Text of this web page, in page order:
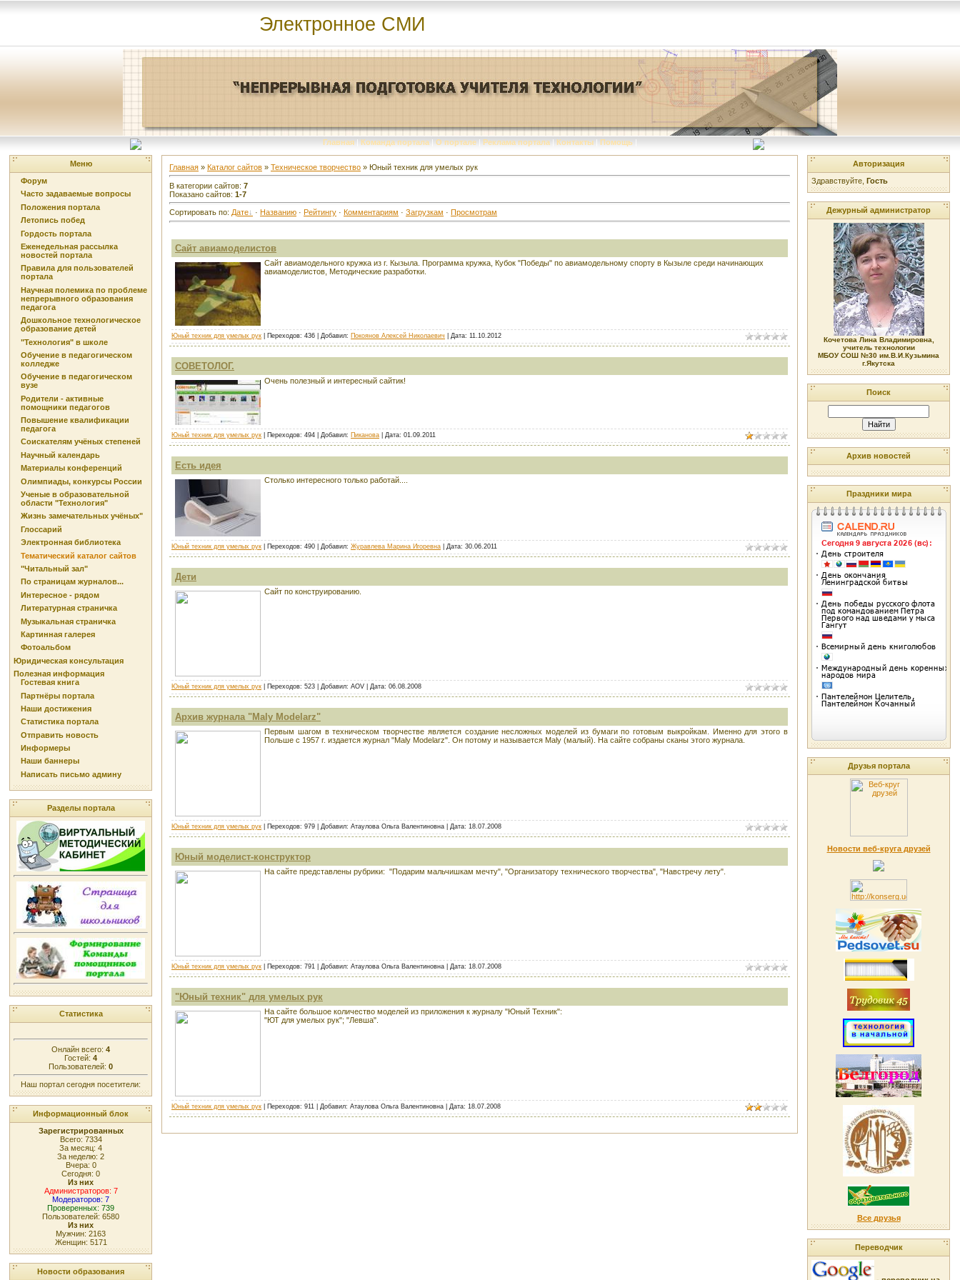
Электронное СМИ
Главная | Команда портала | О портале | Реклама портала | Контакты | Помощь |
Меню
Форум
Часто задаваемые вопросы
Положения портала
Летопись побед
Гордость портала
Еженедельная рассылка
новостей портала
Правила для пользователей
портала
Научная полемика по проблеме
непрерывного образования
педагога
Дошкольное технологическое
образование детей
"Технология" в школе
Обучение в педагогическом
колледже
Обучение в педагогическом
вузе
Родители - активные
помощники педагогов
Повышение квалификации
педагога
Соискателям учёных степеней
Научный календарь
Материалы конференций
Олимпиады, конкурсы России
Ученые в образовательной
области "Технология"
Жизнь замечательных учёных"
Глоссарий
Электронная библиотека
Тематический каталог сайтов
"Читальный зал"
По страницам журналов...
Интересное - рядом
Литературная страничка
Музыкальная страничка
Картинная галерея
Фотоальбом
Юридическая консультация
Полезная информация
Гостевая книга
Партнёры портала
Наши достижения
Статистика портала
Отправить новость
Информеры
Наши баннеры
Написать письмо админу
Разделы портала
Статистика
Онлайн всего: 4
Гостей: 4
Пользователей: 0
Наш портал сегодня посетители:
Информационный блок
Зарегистрированных
Всего: 7334
За месяц: 4
За неделю: 2
Вчера: 0
Сегодня: 0
Из них
Администраторов: 7
Модераторов: 7
Проверенных: 739
Пользователей: 6580
Из них
Мужчин: 2163
Женщин: 5171
Новости образования
Главная » Каталог сайтов » Техническое творчество » Юный техник для умелых рук
В категории сайтов: 7
Показано сайтов: 1-7
Сортировать по: Дате · Названию · Рейтингу · Комментариям · Загрузкам · Просмотрам
Сайт авиамоделистов
Сайт авиамодельного кружка из г. Кызыла. Программа кружка, Кубок "Победы" по авиамодельному спорту в Кызыле среди начинающих
авиамоделистов, Методические разработки.
Юный техник для умелых рук | Переходов: 436 | Добавил: Покоянов Алексей Николаевич | Дата: 11.10.2012
СОВЕТОЛОГ.
Очень полезный и интересный сайтик!
Юный техник для умелых рук | Переходов: 494 | Добавил: Пиканова | Дата: 01.09.2011
Есть идея
Столько интересного только работай....
Юный техник для умелых рук | Переходов: 490 | Добавил: Журавлева Марина Игоревна | Дата: 30.06.2011
Дети
Сайт по конструированию.
Юный техник для умелых рук | Переходов: 523 | Добавил: AOV | Дата: 06.08.2008
Архив журнала "Maly Modelarz"
Первым шагом в техническом творчестве является создание несложных моделей из бумаги по готовым выкройкам. Именно для этого в
Польше c 1957 г. издается журнал "Maly Modelarz". Он потому и называется Maly (малый). На сайте собраны сканы этого журнала.
Юный техник для умелых рук | Переходов: 979 | Добавил: Атаулова Ольга Валентиновна | Дата: 18.07.2008
Юный моделист-конструктор
На сайте представлены рубрики: "Подарим мальчишкам мечту", "Организатору технического творчества", "Навстречу лету".
Юный техник для умелых рук | Переходов: 791 | Добавил: Атаулова Ольга Валентиновна | Дата: 18.07.2008
"Юный техник" для умелых рук
На сайте большое количество моделей из приложения к журналу "Юный Техник":
"ЮТ для умелых рук"; "Левша".
Юный техник для умелых рук | Переходов: 911 | Добавил: Атаулова Ольга Валентиновна | Дата: 18.07.2008
Авторизация
Здравствуйте, Гость
Дежурный администратор
Кочетова Лина Владимировна,
учитель технологии
МБОУ СОШ №30 им.В.И.Кузьмина
г.Якутска
Поиск
Архив новостей
Праздники мира
Друзья портала
Новости веб-круга друзей
Все друзья
Переводчик